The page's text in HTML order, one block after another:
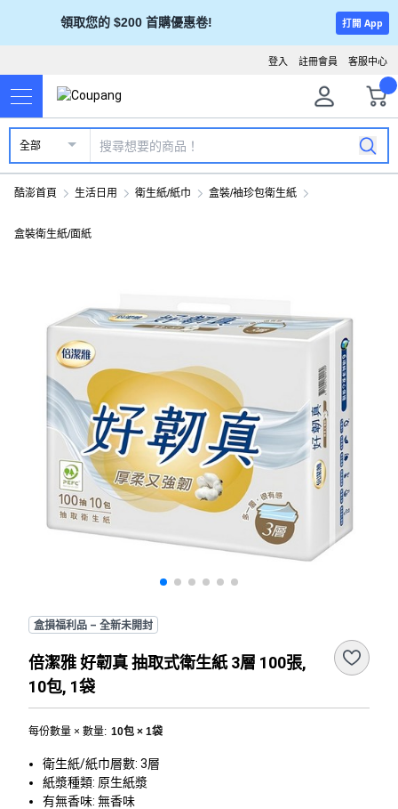
領取您的 $200 首購優惠卷! 打開 App
客服中心
註冊會員
登入
全部
酷澎首頁 生活日用 衛生紙/紙巾 盒裝/袖珍包衛生紙
盒裝衛生紙/面紙
盒損福利品 – 全新未開封
倍潔雅 好韌真 抽取式衛生紙 3層 100張,
10包, 1袋
每份數量 × 數量: 10包 × 1袋
衛生紙/紙巾層數: 3層
紙漿種類: 原生紙漿
有無香味: 無香味